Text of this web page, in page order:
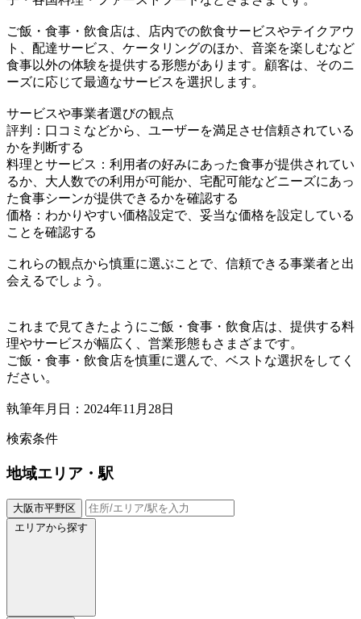
ご飯・食事・飲食店は、店内での飲食サービスやテイクアウ
ト、配達サービス、ケータリングのほか、音楽を楽しむなど
食事以外の体験を提供する形態があります。顧客は、そのニ
ーズに応じて最適なサービスを選択します。
サービスや事業者選びの観点
評判：口コミなどから、ユーザーを満足させ信頼されている
かを判断する
料理とサービス：利用者の好みにあった食事が提供されてい
るか、大人数での利用が可能か、宅配可能などニーズにあっ
た食事シーンが提供できるかを確認する
価格：わかりやすい価格設定で、妥当な価格を設定している
ことを確認する
これらの観点から慎重に選ぶことで、信頼できる事業者と出
会えるでしょう。
これまで見てきたようにご飯・食事・飲食店は、提供する料
理やサービスが幅広く、営業形態もさまざまです。
ご飯・食事・飲食店を慎重に選んで、ベストな選択をしてく
ださい。
執筆年月日：2024年11月28日
検索条件
地域エリア・駅
大阪市平野区
エリアから探す